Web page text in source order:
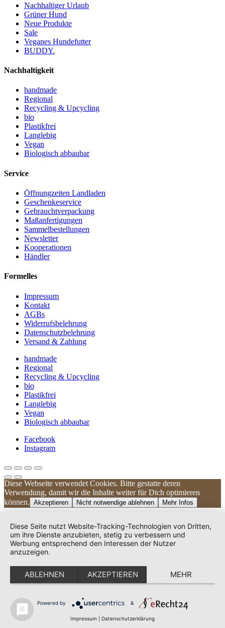
Nachhaltiger Urlaub
Grüner Hund
Neue Produkte
Sale
Veganes Hundefutter
BUDDY.
Nachhaltigkeit
handmade
Regional
Recycling & Upcycling
bio
Plastikfrei
Langlebig
Vegan
Biologisch abbaubar
Service
Öffnungzeiten Landladen
Geschenkeservice
Gebrauchtverpackung
Maßanfertigungen
Sammelbestellungen
Newsletter
Kooperationen
Händler
Formelles
Impressum
Kontakt
AGBs
Widerrufsbelehrung
Datenschutzbelehrung
Versand & Zahlung
handmade
Regional
Recycling & Upcycling
bio
Plastikfrei
Langlebig
Vegan
Biologisch abbaubar
Facebook
Instagram
Diese Webseite verwendet Cookies. Bitte gestatte deren
Verwendung, damit wir die Inhalte weiter für Dich optimieren
können. Akzeptieren Nicht notwendige ablehnen Mehr Infos
bewertet
Kundenbewertungen und Erfahrungen zu
UNIQUE DOG
100%
Empfehlungen auf
ProvenExpert.com
SEHR GUT
4,83 / 5,00
Bewertungen auf
ProvenExpert.com
38
Bewertungen von 2
Blick aufs ProvenExpert-Profil werfen
Diese Seite nutzt Website-Tracking-Technologien von Dritten,
um ihre Dienste anzubieten, stetig zu verbessern und
Werbung entsprechend den Interessen der Nutzer
anzuzeigen.
ABLEHNEN AKZEPTIEREN MEHR
Powered by &
Impressum Datenschutzerklärung